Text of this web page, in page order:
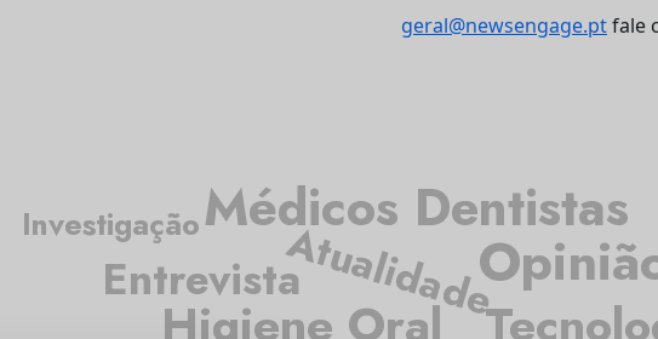
geral@newsengage.ptfale
Atualidade
Médicos Dentistas
Entrevista
Investigação